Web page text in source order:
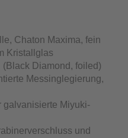
Chaton Maxima, fein
Kristallglas
Diamond, foiled)
Messinglegierung,
galvanisierte Miyuki-
und